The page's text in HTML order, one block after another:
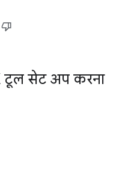
टूल सेट अप करना